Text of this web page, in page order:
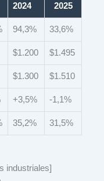
2024 2025
94,3% 33,6%
$1.200 $1.495
$1.300 $1.510
+3,5% -1,1%
35,2% 31,5%
industriales]